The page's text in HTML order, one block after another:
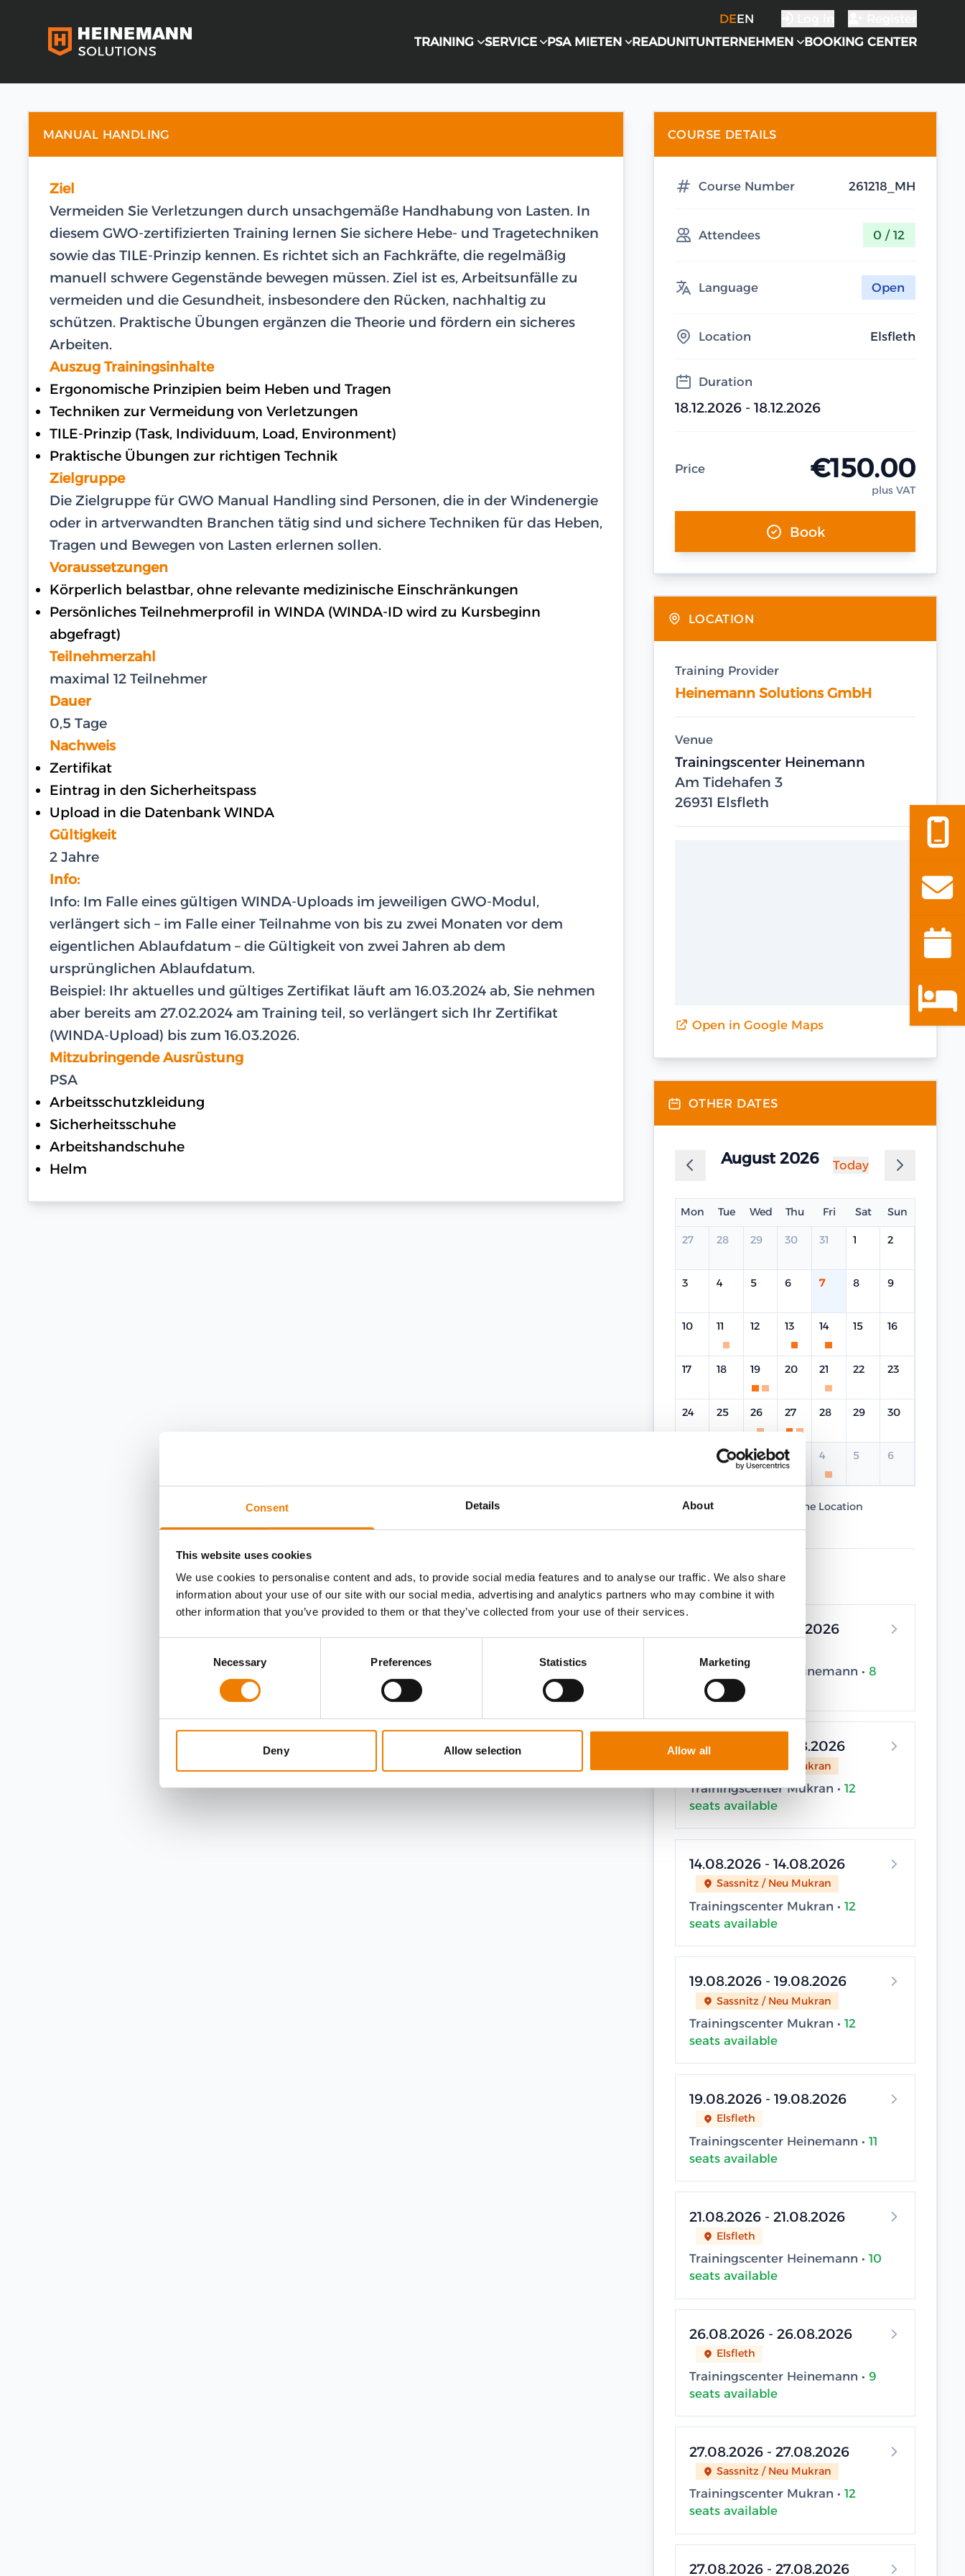
Consent Details About
This website uses cookies
We use cookies to personalise content and ads, to provide social media features and to analyse our traffic. We also share
information about your use of our site with our social media, advertising and analytics partners who may combine it with
other information that you’ve provided to them or that they’ve collected from your use of their services.
Necessary Preferences Statistics Marketing
Deny Allow selection Allow all
DEEN
TRAINING
SERVICE PSA MIETEN READUNITUNTERNEHMEN BOOKING CENTER
MANUAL HANDLING
Ziel
Vermeiden Sie Verletzungen durch unsachgemäße Handhabung von Lasten. In
diesem GWO-zertifizierten Training lernen Sie sichere Hebe- und Tragetechniken
sowie das TILE-Prinzip kennen. Es richtet sich an Fachkräfte, die regelmäßig
manuell schwere Gegenstände bewegen müssen. Ziel ist es, Arbeitsunfälle zu
vermeiden und die Gesundheit, insbesondere den Rücken, nachhaltig zu
schützen. Praktische Übungen ergänzen die Theorie und fördern ein sicheres
Arbeiten.
Auszug Trainingsinhalte
Ergonomische Prinzipien beim Heben und Tragen
Techniken zur Vermeidung von Verletzungen
TILE-Prinzip (Task, Individuum, Load, Environment)
Praktische Übungen zur richtigen Technik
Zielgruppe
Die Zielgruppe für GWO Manual Handling sind Personen, die in der Windenergie
oder in artverwandten Branchen tätig sind und sichere Techniken für das Heben,
Tragen und Bewegen von Lasten erlernen sollen.
Voraussetzungen
Körperlich belastbar, ohne relevante medizinische Einschränkungen
Persönliches Teilnehmerprofil in WINDA (WINDA-ID wird zu Kursbeginn
abgefragt)
Teilnehmerzahl
maximal 12 Teilnehmer
Dauer
0,5 Tage
Nachweis
Zertifikat
Eintrag in den Sicherheitspass
Upload in die Datenbank WINDA
Gültigkeit
2 Jahre
Info:
Info: Im Falle eines gültigen WINDA-Uploads im jeweiligen GWO-Modul,
verlängert sich – im Falle einer Teilnahme von bis zu zwei Monaten vor dem
eigentlichen Ablaufdatum – die Gültigkeit von zwei Jahren ab dem
ursprünglichen Ablaufdatum.
Beispiel: Ihr aktuelles und gültiges Zertifikat läuft am 16.03.2024 ab, Sie nehmen
aber bereits am 27.02.2024 am Training teil, so verlängert sich Ihr Zertifikat
(WINDA-Upload) bis zum 16.03.2026.
Mitzubringende Ausrüstung
PSA
Arbeitsschutzkleidung
Sicherheitsschuhe
Arbeitshandschuhe
Helm
COURSE DETAILS
Course Number 261218_MH
Attendees 0 / 12
Language Open
Location Elsfleth
Duration
18.12.2026 - 18.12.2026
Price €150.00
plus VAT
Book
LOCATION
Training Provider
Heinemann Solutions GmbH
Venue
Trainingscenter Heinemann
Am Tidehafen 3
26931 Elsfleth
Open in Google Maps
OTHER DATES
August 2026 Today
Mon Tue Wed Thu Fri Sat Sun
27 28 29 30 31 1 2
3 4 5 6 7 8 9
10 11 12 13 14 15 16
17 18 19 20 21 22 23
24 25 26 27 28 29 30
1 2 3 4 5 6
Current Course
Same Location
UPCOMING DATES
11.08.2026 - 11.08.2026
Trainingscenter Heinemann • 8
seats available
13.08.2026 - 13.08.2026
Sassnitz / Neu Mukran
Trainingscenter Mukran • 12
seats available
14.08.2026 - 14.08.2026
Sassnitz / Neu Mukran
Trainingscenter Mukran • 12
seats available
19.08.2026 - 19.08.2026
Sassnitz / Neu Mukran
Trainingscenter Mukran • 12
seats available
19.08.2026 - 19.08.2026
Elsfleth
Trainingscenter Heinemann • 11
seats available
21.08.2026 - 21.08.2026
Elsfleth
Trainingscenter Heinemann • 10
seats available
26.08.2026 - 26.08.2026
Elsfleth
Trainingscenter Heinemann • 9
seats available
27.08.2026 - 27.08.2026
Sassnitz / Neu Mukran
Trainingscenter Mukran • 12
seats available
27.08.2026 - 27.08.2026